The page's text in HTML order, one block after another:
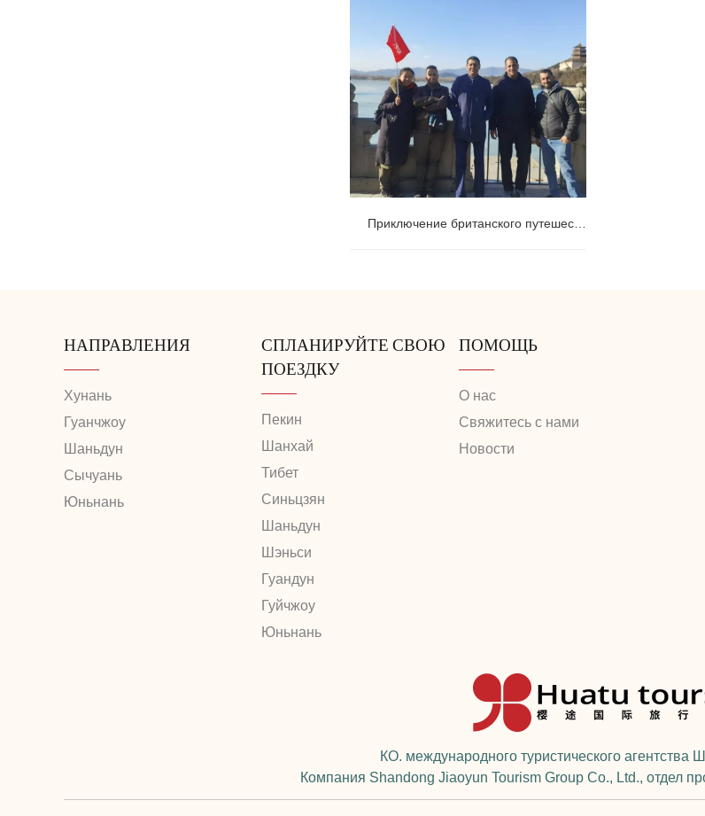
Приключение британского путешественника во время 240-часовой транзитной остановки: Летний дворец с туристическим агентством Huatu
туристическим агентством Huatu
НАПРАВЛЕНИЯ
Хунань
Гуанчжоу
Шаньдун
Сычуань
Юньнань
СПЛАНИРУЙТЕ СВОЮ
ПОЕЗДКУ
Пекин
Шанхай
Тибет
Синьцзян
Шаньдун
Шэньси
Гуандун
Гуйчжоу
Юньнань
ПОМОЩЬ
О нас
Свяжитесь с нами
Новости
КО. международного туристического агентства
Компания Shandong Jiaoyun Tourism Group Co., Ltd., отдел